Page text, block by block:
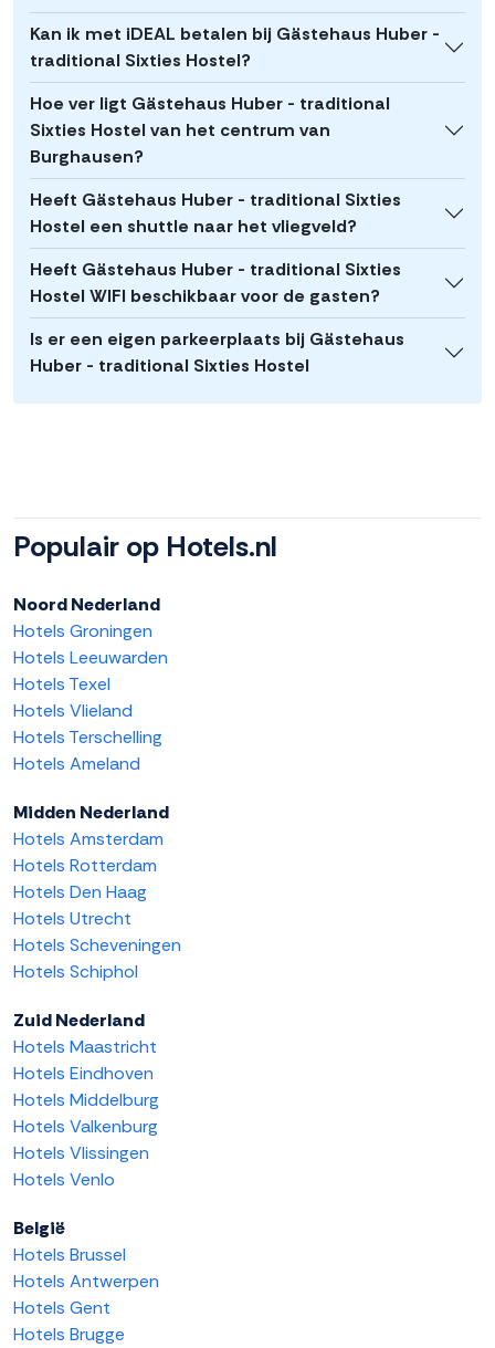
Kan ik met iDEAL betalen bij Gästehaus Huber -
traditional Sixties Hostel?
Hoe ver ligt Gästehaus Huber - traditional
Sixties Hostel van het centrum van
Burghausen?
Heeft Gästehaus Huber - traditional Sixties
Hostel een shuttle naar het vliegveld?
Heeft Gästehaus Huber - traditional Sixties
Hostel WIFI beschikbaar voor de gasten?
Is er een eigen parkeerplaats bij Gästehaus
Huber - traditional Sixties Hostel
Populair op Hotels.nl
Noord Nederland
Hotels Groningen
Hotels Leeuwarden
Hotels Texel
Hotels Vlieland
Hotels Terschelling
Hotels Ameland
Midden Nederland
Hotels Amsterdam
Hotels Rotterdam
Hotels Den Haag
Hotels Utrecht
Hotels Scheveningen
Hotels Schiphol
Zuid Nederland
Hotels Maastricht
Hotels Eindhoven
Hotels Middelburg
Hotels Valkenburg
Hotels Vlissingen
Hotels Venlo
België
Hotels Brussel
Hotels Antwerpen
Hotels Gent
Hotels Brugge